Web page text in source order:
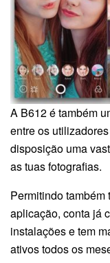
A B612 é também
entre os
disposição uma
as tuas fotografias.
Permitindo também
aplicação, conta já
instalações e tem
ativos todos os